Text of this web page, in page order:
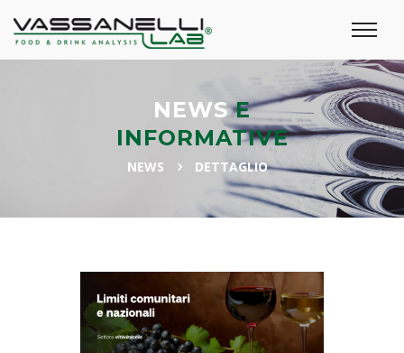
NEWSE
INFORMATIVE
NEWS DETTAGLIO